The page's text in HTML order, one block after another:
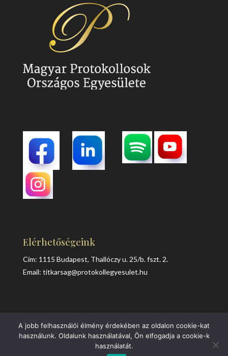
Elérhetőségeink
Cím: 1115 Budapest, Thallóczy u. 25/b. fszt. 2.
Email: titkarsag@protokollegyesulet.hu
Adatvédelem Süti kezelés Impresszum
A jobb felhasználói élmény érdekében az oldalon cookie-kat
használunk. Oldalunk használatával, Ön elfogadja a cookie-k
használatát.